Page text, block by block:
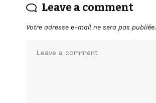
Leave a comment
Votre adresse e-mail ne sera pas publiée.